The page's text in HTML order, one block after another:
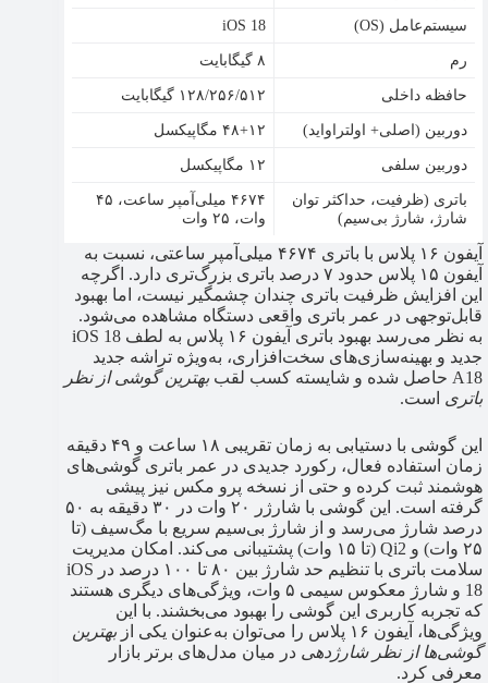
سیستم‌عامل (OS)
iOS 18
رم
۸ گیگابایت
حافظه داخلی
۱۲۸/۲۵۶/۵۱۲ گیگابایت
دوربین (اصلی+ اولتراواید)
۴۸+۱۲ مگاپیکسل
دوربین سلفی
۱۲ مگاپیکسل
باتری (ظرفیت، حداکثر توان
شارژ، شارژ بی‌سیم)
۴۶۷۴ میلی‌آمپر ساعت، ۴۵
وات، ۲۵ وات
آیفون ۱۶ پلاس با باتری ۴۶۷۴ میلی‌آمپر ساعتی، نسبت به
آیفون ۱۵ پلاس حدود ۷ درصد باتری بزرگ‌تری دارد. اگرچه
این افزایش ظرفیت باتری چندان چشمگیر نیست، اما بهبود
قابل‌توجهی در عمر باتری واقعی دستگاه مشاهده می‌شود.
به نظر می‌رسد بهبود باتری آیفون ۱۶ پلاس به لطف iOS 18
جدید و بهینه‌سازی‌های سخت‌افزاری، به‌ویژه تراشه جدید
A18 حاصل شده و شایسته کسب لقب
بهترین گوشی از نظر
باتری است.
این گوشی با دستیابی به زمان تقریبی ۱۸ ساعت و ۴۹ دقیقه
زمان استفاده فعال، رکورد جدیدی در عمر باتری گوشی‌های
هوشمند ثبت کرده و حتی از نسخه پرو مکس نیز پیشی
گرفته است. این گوشی با شارژر ۲۰ وات در ۳۰ دقیقه به ۵۰
درصد شارژ می‌رسد و از شارژ بی‌سیم سریع با مگ‌سیف (تا
۲۵ وات) و Qi2 (تا ۱۵ وات) پشتیبانی می‌کند. امکان مدیریت
سلامت باتری با تنظیم حد شارژ بین ۸۰ تا ۱۰۰ درصد در iOS
18 و شارژ معکوس سیمی ۵ وات، ویژگی‌های دیگری هستند
که تجربه کاربری این گوشی را بهبود می‌بخشند. با این
ویژگی‌ها، آیفون ۱۶ پلاس را می‌توان به‌عنوان یکی از
بهترین
گوشی‌ها از نظر شارژدهی در میان مدل‌های برتر بازار
معرفی کرد.